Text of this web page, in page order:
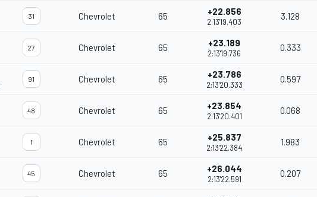
31 Chevrolet 65 +22.856
2:13'19.403
3.128
27 Chevrolet 65 +23.189
2:13'19.736
0.333
91 Chevrolet 65 +23.786
2:13'20.333
0.597
48 Chevrolet 65 +23.854
2:13'20.401
0.068
1 Chevrolet 65 +25.837
2:13'22.384
1.983
45 Chevrolet 65 +26.044
2:13'22.591
0.207